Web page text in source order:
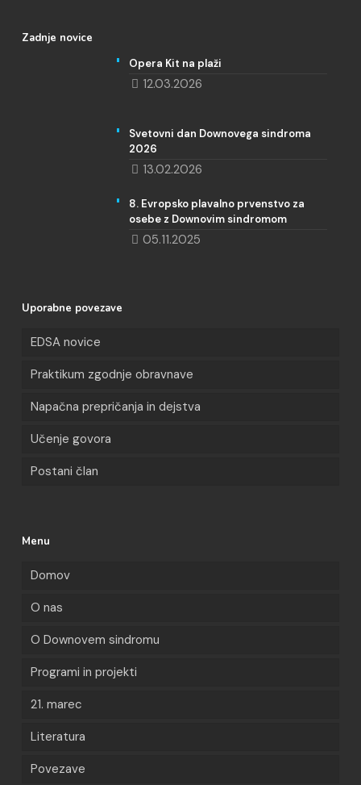
Zadnje novice
Opera Kit na plaži
12.03.2026
Svetovni dan Downovega sindroma
2026
13.02.2026
8. Evropsko plavalno prvenstvo za
osebe z Downovim sindromom
05.11.2025
Uporabne povezave
EDSA novice
Praktikum zgodnje obravnave
Napačna prepričanja in dejstva
Učenje govora
Postani član
Menu
Domov
O nas
O Downovem sindromu
Programi in projekti
21. marec
Literatura
Povezave